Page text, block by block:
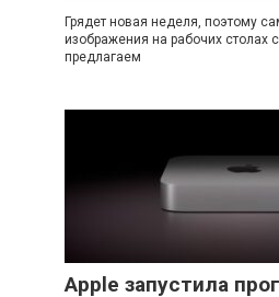
Грядет новая неделя, поэтому
изображения на рабочих столах
предлагаем
Apple запустила